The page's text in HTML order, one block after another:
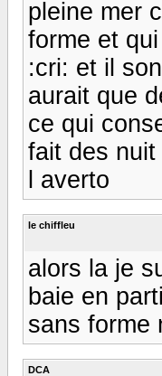
pleine mer
forme et
:cri: et il
aurait que
ce qui
fait des
l averto
le chiffleu
alors la je
baie en
sans forme
DCA